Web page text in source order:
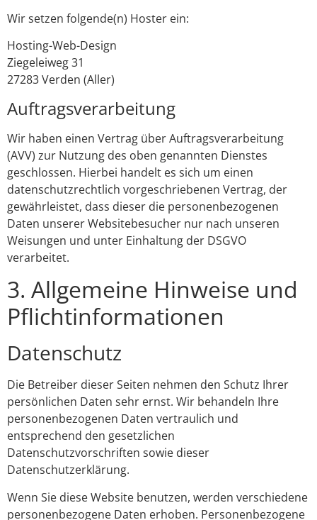
Wir setzen folgende(n) Hoster ein:
Hosting-Web-Design
Ziegeleiweg 31
27283 Verden (Aller)
Auftragsverarbeitung
Wir haben einen Vertrag über Auftragsverarbeitung
(AVV) zur Nutzung des oben genannten Dienstes
geschlossen. Hierbei handelt es sich um einen
datenschutzrechtlich vorgeschriebenen Vertrag, der
gewährleistet, dass dieser die personenbezogenen
Daten unserer Websitebesucher nur nach unseren
Weisungen und unter Einhaltung der DSGVO
verarbeitet.
3. Allgemeine Hinweise und
Pflicht­informationen
Datenschutz
Die Betreiber dieser Seiten nehmen den Schutz Ihrer
persönlichen Daten sehr ernst. Wir behandeln Ihre
personenbezogenen Daten vertraulich und
entsprechend den gesetzlichen
Datenschutzvorschriften sowie dieser
Datenschutzerklärung.
Wenn Sie diese Website benutzen, werden verschiedene
personenbezogene Daten erhoben. Personenbezogene